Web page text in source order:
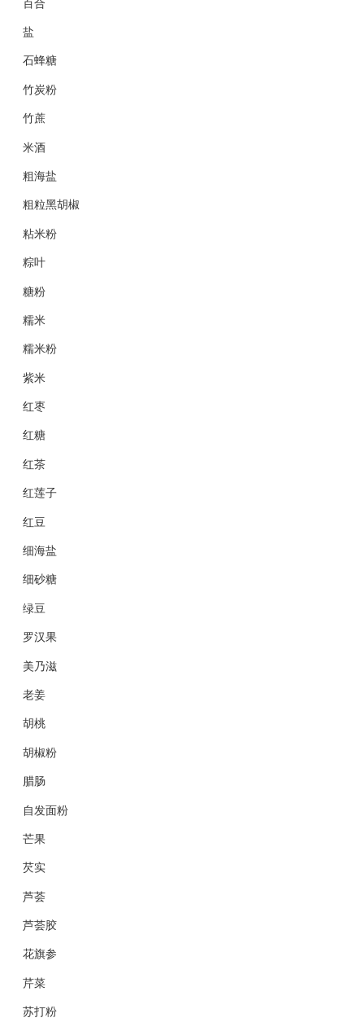
盐
石蜂糖
竹炭粉
竹蔗
米酒
粗海盐
粗粒黑胡椒
粘米粉
粽叶
糖粉
糯米
糯米粉
紫米
红枣
红糖
红茶
红莲子
红豆
细海盐
细砂糖
绿豆
罗汉果
美乃滋
老姜
胡桃
胡椒粉
腊肠
自发面粉
芒果
芡实
芦荟
芦荟胶
花旗参
芹菜
苏打粉